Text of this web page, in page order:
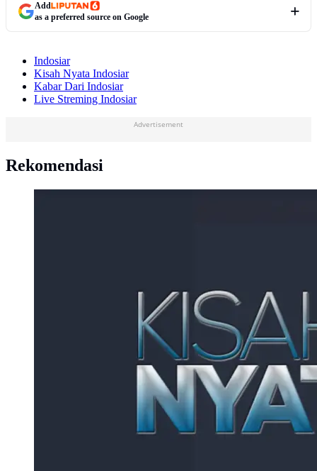
Add
as a preferred source on Google
Indosiar
Kisah Nyata Indosiar
Kabar Dari Indosiar
Live Streming Indosiar
Advertisement
Rekomendasi